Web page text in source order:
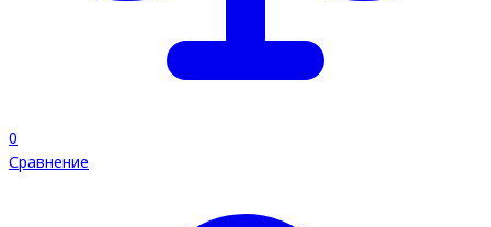
0
Сравнение